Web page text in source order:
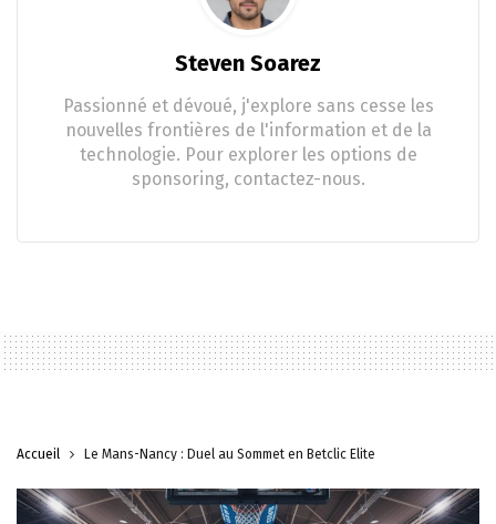
Steven Soarez
Passionné et dévoué, j'explore sans cesse les
nouvelles frontières de l'information et de la
technologie. Pour explorer les options de
sponsoring, contactez-nous.
Accueil Le Mans-Nancy : Duel au Sommet en Betclic Elite